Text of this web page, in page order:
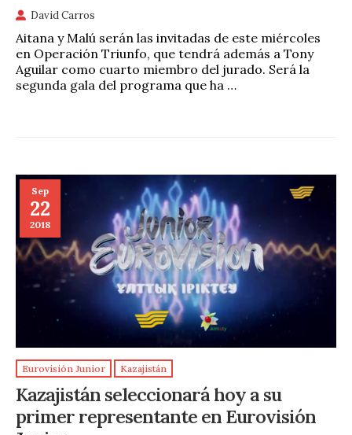
David Carros
Aitana y Malú serán las invitadas de este miércoles
en Operación Triunfo, que tendrá además a Tony
Aguilar como cuarto miembro del jurado. Será la
segunda gala del programa que ha …
Sep
22
2018
Eurovisión Junior Kazajistán
Kazajistán seleccionará hoy a su
primer representante en Eurovisión